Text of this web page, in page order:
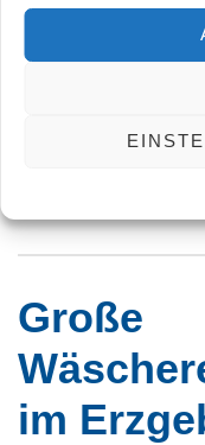
Mit der neuen Line
hervorragende
und idealen
Produktportfolio.
Große
im